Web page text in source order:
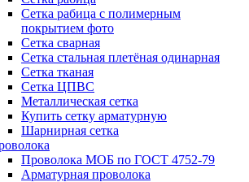
Сетка рабица с полимерным
покрытием фото
Сетка сварная
Сетка стальная плетёная одинарная
Сетка тканая
Сетка ЦПВС
Металлическая сетка
Купить сетку арматурную
Шарнирная сетка
Проволока МОБ по ГОСТ 4752-79
Арматурная проволока